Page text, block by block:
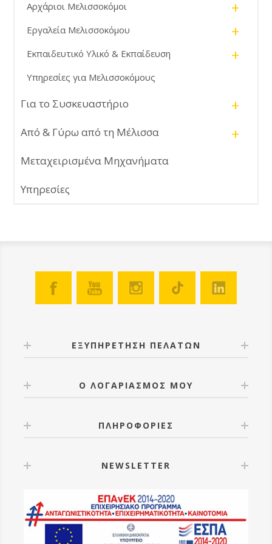
Αρχάριοι Μελισσοκόμοι +
Εργαλεία Μελισσοκόμου +
Εκπαιδευτικό Υλικό & Εκπαίδευση +
Υπηρεσίες για Μελισσοκόμους
Για το Συσκευαστήριο +
Από & Γύρω από τη Μέλισσα +
Μεταχειρισμένα Μηχανήματα
Υπηρεσίες
ΕΞΥΠΗΡΕΤΗΣΗ ΠΕΛΑΤΩΝ
Ο ΛΟΓΑΡΙΑΣΜΟΣ ΜΟΥ
ΠΛΗΡΟΦΟΡΙΕΣ
NEWSLETTER